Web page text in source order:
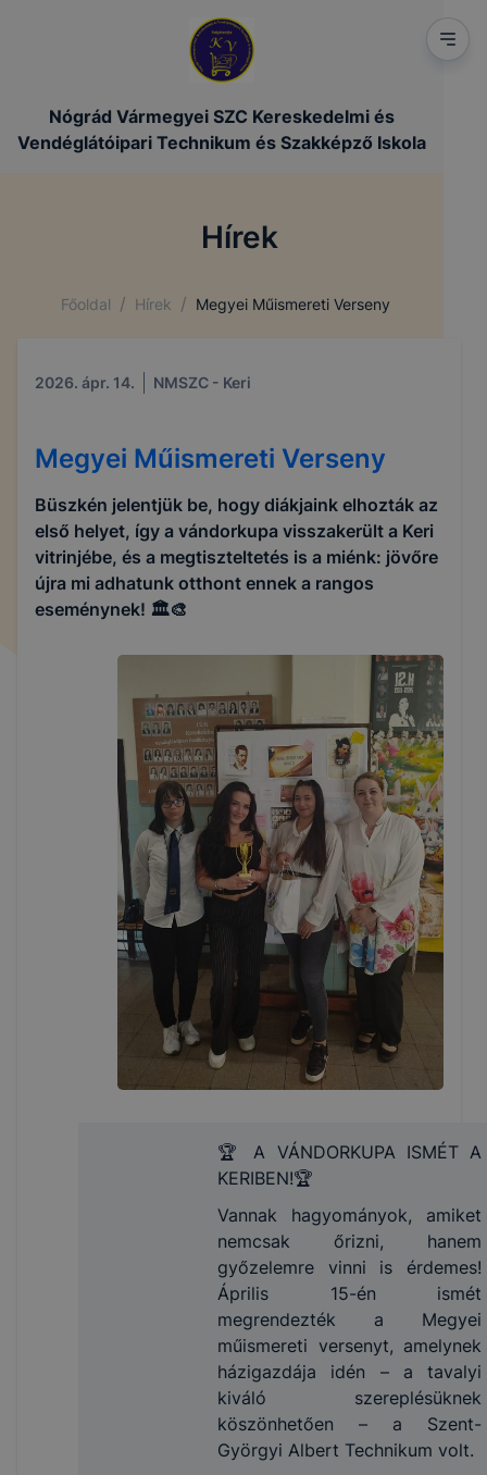
Nógrád Vármegyei SZC Kereskedelmi és
Vendéglátóipari Technikum és Szakképző Iskola
Hírek
Főoldal / Hírek / Megyei Műismereti Verseny
2026. ápr. 14. NMSZC - Keri
Megyei Műismereti Verseny
Büszkén jelentjük be, hogy diákjaink elhozták az
első helyet, így a vándorkupa visszakerült a Keri
vitrinjébe, és a megtiszteltetés is a miénk: jövőre
újra mi adhatunk otthont ennek a rangos
eseménynek! 🏛️🎨
🏆 A VÁNDORKUPA ISMÉT A
KERIBEN!🏆
Vannak hagyományok, amiket
nemcsak őrizni, hanem
győzelemre vinni is érdemes!
Április 15-én ismét
megrendezték a Megyei
műismereti versenyt, amelynek
házigazdája idén – a tavalyi
kiváló szereplésüknek
köszönhetően – a Szent-
Györgyi Albert Technikum volt.